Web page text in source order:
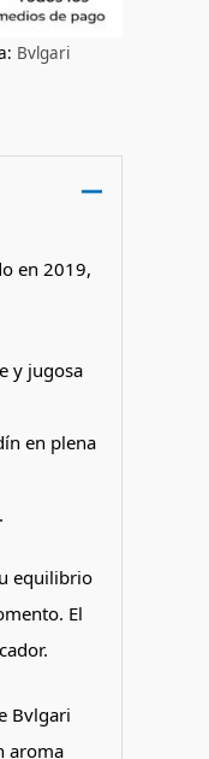
Bvlgari
en 2019,
y jugosa
en plena
equilibrio
El
Bvlgari
aroma